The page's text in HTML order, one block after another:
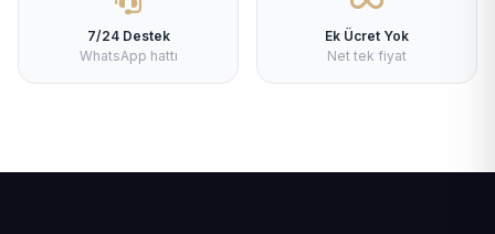
7/24 Destek
WhatsApp hattı
Ek Ücret Yok
Net tek fiyat